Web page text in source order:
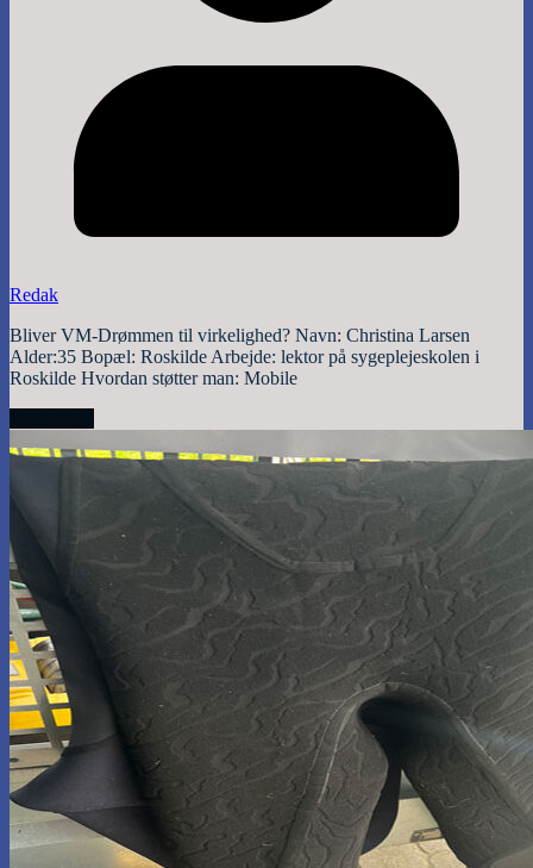
Redak
Bliver VM-Drømmen til virkelighed? Navn: Christina Larsen
Alder:35 Bopæl: Roskilde Arbejde: lektor på sygeplejeskolen i
Roskilde Hvordan støtter man: Mobile